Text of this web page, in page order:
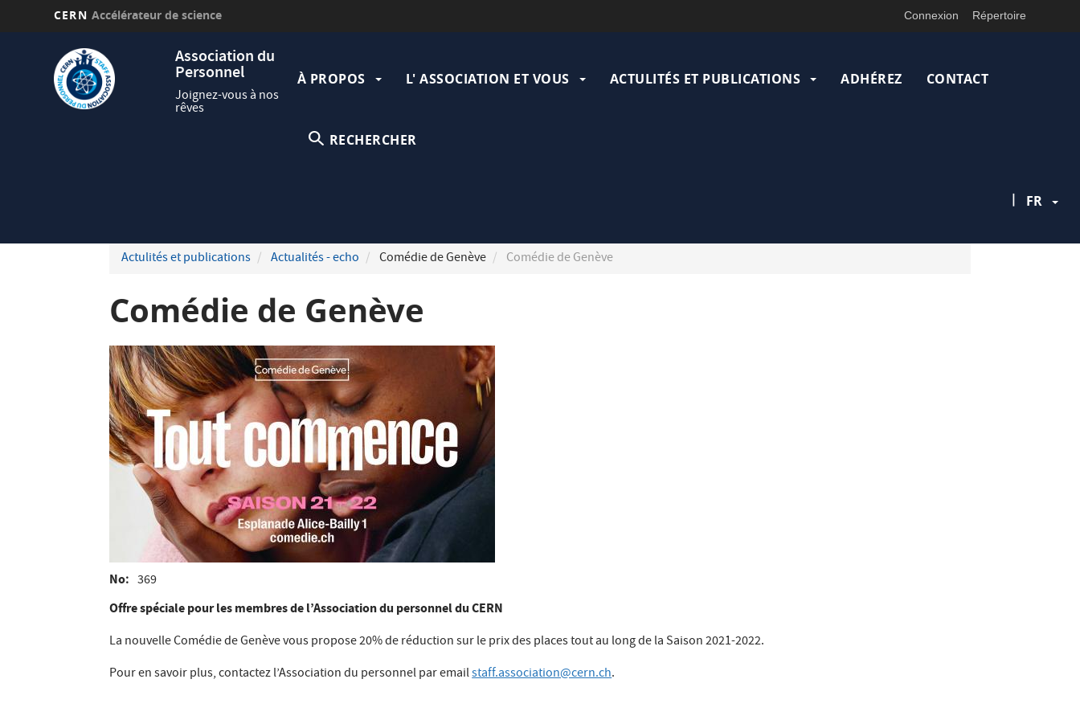
CERN Accélérateur de science Connexion Répertoire
Association du
Personnel
Joignez-vous à nos
rêves
principale
À PROPOS L' ASSOCIATION ET VOUS ACTULITÉS ET PUBLICATIONS ADHÉREZ CONTACT
RECHERCHER
| FR
Actulités et publications Actualités - echo Comédie de Genève Comédie de Genève
Comédie de Genève
No 369
Offre spéciale pour les membres de l’Association du personnel du CERN
La nouvelle Comédie de Genève vous propose 20% de réduction sur le prix des places tout au long de la Saison 2021-2022.
Pour en savoir plus, contactez l’Association du personnel par emailstaff.association@cern.ch.